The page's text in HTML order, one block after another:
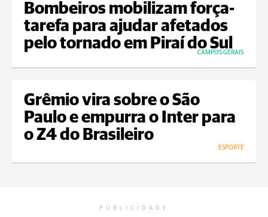
Bombeiros mobilizam força-
tarefa para ajudar afetados
pelo tornado em Piraí do Sul
CAMPOS GERAIS
Grêmio vira sobre o São
Paulo e empurra o Inter para
o Z4 do Brasileiro
ESPORTE
PUBLICIDADE